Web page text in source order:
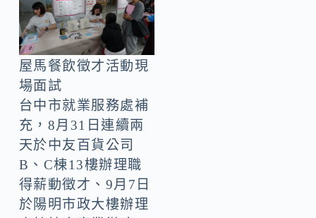
屋馬餐飲徵才活動現
場面試
台中市就業服務處補
充，8月31日連續兩
天於中友百貨公司
B、C棟13樓辦理職
得薪動徵才、9月7日
於陽明市政大樓辦理